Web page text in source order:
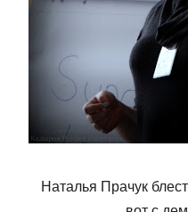
Наталья Прачук